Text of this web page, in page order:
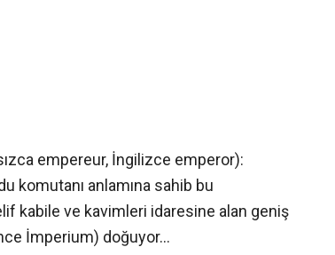
empereur, İngilizce emperor):
komutanı anlamına sahib bu
kabile ve kavimleri idaresine alan geniş
İmperium) doğuyor…